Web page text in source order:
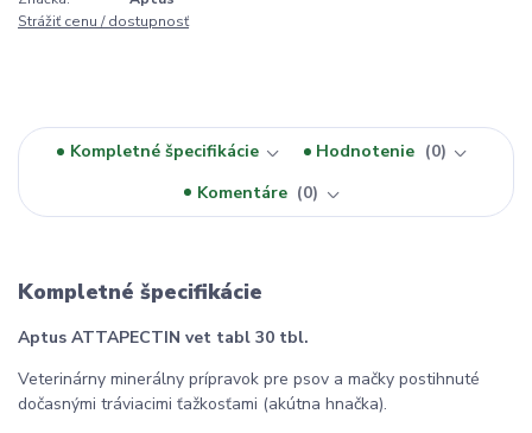
Strážiť cenu / dostupnosť
Kompletné špecifikácie Hodnotenie
0
Komentáre
0
Kompletné špecifikácie
Aptus ATTAPECTIN vet tabl 30 tbl.
Veterinárny minerálny prípravok pre psov a mačky postihnuté
dočasnými tráviacimi ťažkosťami (akútna hnačka).